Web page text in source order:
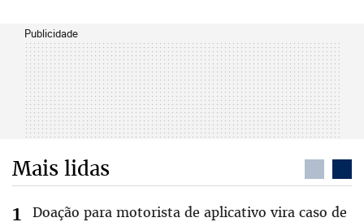
Publicidade
Mais lidas
Doação para motorista de aplicativo vira caso de